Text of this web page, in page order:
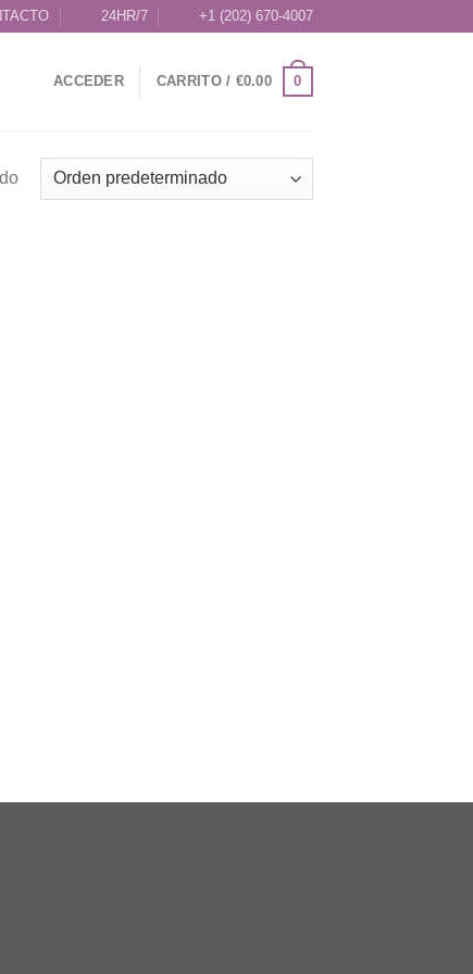
24HR/7 +1 (202) 670-4007
ACCEDER CARRITO / €0.00 0